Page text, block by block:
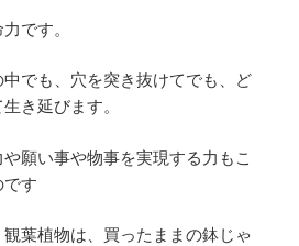
です。
でも、穴を突き抜けてでも、ど
き延びます。
願い事や物事を実現する力もこ
です
葉植物は、買ったままの鉢じゃ